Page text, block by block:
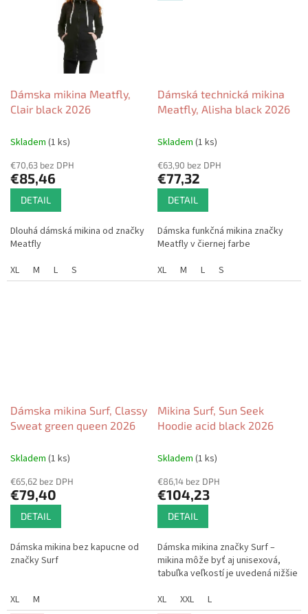
Dámska mikina Meatfly,
Clair black 2026
Skladem (1 ks)
€70,63 bez DPH
€85,46
DETAIL
Dlouhá dámská mikina od značky
Meatfly
XL
M L S
Dámská technická mikina
Meatfly, Alisha black 2026
Skladem (1 ks)
€63,90 bez DPH
€77,32
DETAIL
Dámska funkčná mikina značky
Meatfly v čiernej farbe
XL
M L S
Dámska mikina Surf, Classy
Sweat green queen 2026
Skladem (1 ks)
€65,62 bez DPH
€79,40
DETAIL
Dámska mikina bez kapucne od
značky Surf
XL M
Mikina Surf, Sun Seek
Hoodie acid black 2026
Skladem (1 ks)
€86,14 bez DPH
€104,23
DETAIL
Dámska mikina značky Surf –
mikina môže byť aj unisexová,
tabuľka veľkostí je uvedená nižšie
XL
XXL L